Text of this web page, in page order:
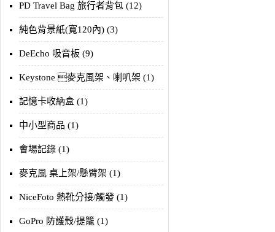
PD Travel Bag 旅行者背包 (12)
純色背景紙(寬120內) (3)
DeEcho 吸音板 (9)
Keystone 麥克風架、喇叭架 (1)
記憶卡收納盒 (1)
中小型商品 (1)
會場記錄 (1)
麥克風 桌上架/懸臂架 (1)
NiceFoto 熱靴分接/觸發 (1)
GoPro 防護殼/提籠 (1)